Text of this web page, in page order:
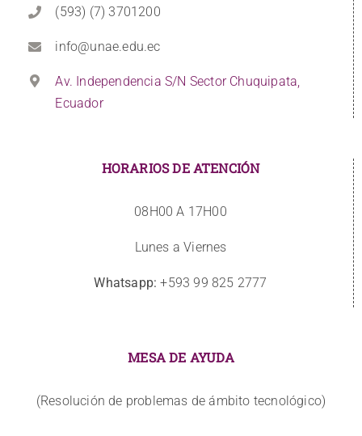
(593) (7) 3701200
info@unae.edu.ec
Av. Independencia S/N Sector Chuquipata,
Ecuador
HORARIOS DE ATENCIÓN
08H00 A 17H00
Lunes a Viernes
Whatsapp: +593 99 825 2777
MESA DE AYUDA
(Resolución de problemas de ámbito tecnológico)